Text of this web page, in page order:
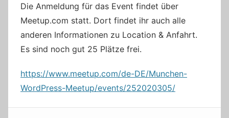
Die Anmeldung für das Event findet über
Meetup.com statt. Dort findet ihr auch alle
anderen Informationen zu Location & Anfahrt.
Es sind noch gut 25 Plätze frei.
https://www.meetup.com/de-DE/Munchen-
WordPress-Meetup/events/252020305/